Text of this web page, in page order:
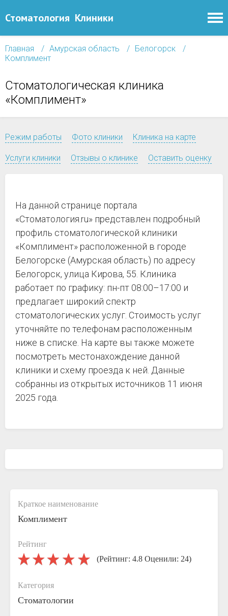
Стоматология Клиники
Главная Амурская область
Белогорск
Комплимент
Стоматологическая клиника
«Комплимент»
Режим работы Фото клиники Клиника на карте
Услуги клиники Отзывы о клинике Оставить оценку
На данной странице портала
«Стоматология.ru» представлен подробный
профиль стоматологической клиники
«Комплимент» расположенной в городе
Белогорске (Амурская область) по адресу
Белогорск, улица Кирова, 55. Клиника
работает по графику: пн-пт 08:00–17:00 и
предлагает широкий спектр
стоматологических услуг. Стоимость услуг
уточняйте по телефонам расположенным
ниже в списке. На карте вы также можете
посмотреть местонахождение данной
клиники и схему проезда к ней. Данные
собранны из открытых источников 11 июня
2025 года.
Краткое наименование
Комплимент
Рейтинг
(Рейтинг: 4.8 Оценили: 24)
Категория
Стоматологии